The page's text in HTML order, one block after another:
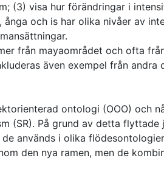
(3) visa hur förändringar i
och is har olika nivåer av
från mayaområdet och ofta
även exempel från andra
ontologi (OOO) och
(SR). På grund av detta flyttade
används i olika
den nya ramen, men de